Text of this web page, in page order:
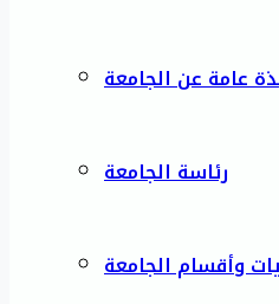
عامة عن الجامعة
رئاسة الجامعة
وأقسام الجامعة